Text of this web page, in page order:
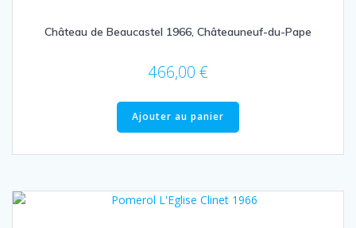
Château de Beaucastel 1966, Châteauneuf-du-Pape
466,00 €
Ajouter au panier